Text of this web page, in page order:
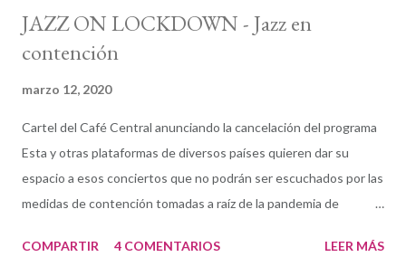
JAZZ ON LOCKDOWN - Jazz en
contención
marzo 12, 2020
Cartel del Café Central anunciando la cancelación del programa
Esta y otras plataformas de diversos países quieren dar su
espacio a esos conciertos que no podrán ser escuchados por las
medidas de contención tomadas a raíz de la pandemia de
Madrid. Desgraciadamente es previsible que otros clubes del
COMPARTIR 4 COMENTARIOS LEER MÁS